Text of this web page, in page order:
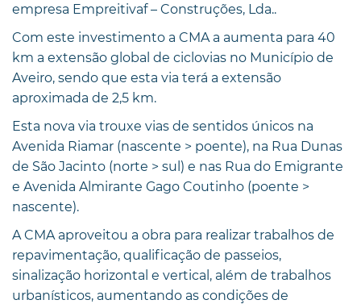
empresa Empreitivaf – Construções, Lda..
Com este investimento a CMA a aumenta para 40
km a extensão global de ciclovias no Município de
Aveiro, sendo que esta via terá a extensão
aproximada de 2,5 km.
Esta nova via trouxe vias de sentidos únicos na
Avenida Riamar (nascente > poente), na Rua Dunas
de São Jacinto (norte > sul) e nas Rua do Emigrante
e Avenida Almirante Gago Coutinho (poente >
nascente).
A CMA aproveitou a obra para realizar trabalhos de
repavimentação, qualificação de passeios,
sinalização horizontal e vertical, além de trabalhos
urbanísticos, aumentando as condições de